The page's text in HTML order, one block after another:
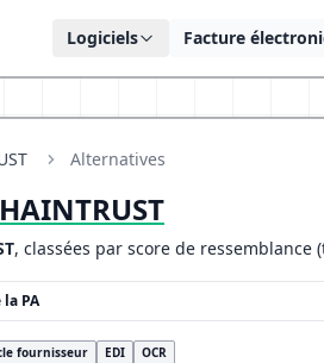
Logiciels Facture
Alternatives
, classées par score de
PA
fournisseur EDI OCR